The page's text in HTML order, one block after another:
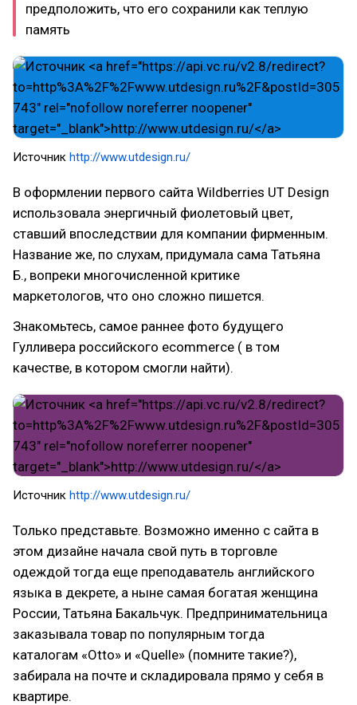
предположить, что его сохранили как теплую
память
Источник http://www.utdesign.ru/
В оформлении первого сайта Wildberries UT Design
использовала энергичный фиолетовый цвет,
ставший впоследствии для компании фирменным.
Название же, по слухам, придумала сама Татьяна
Б., вопреки многочисленной критике
маркетологов, что оно сложно пишется.
Знакомьтесь, самое раннее фото будущего
Гулливера российского ecommerce ( в том
качестве, в котором смогли найти).
Источник http://www.utdesign.ru/
Только представьте. Возможно именно с сайта в
этом дизайне начала свой путь в торговле
одеждой тогда еще преподаватель английского
языка в декрете, а ныне самая богатая женщина
России, Татьяна Бакальчук. Предпринимательница
заказывала товар по популярным тогда
каталогам «Otto» и «Quelle» (помните такие?),
забирала на почте и складировала прямо у себя в
квартире.